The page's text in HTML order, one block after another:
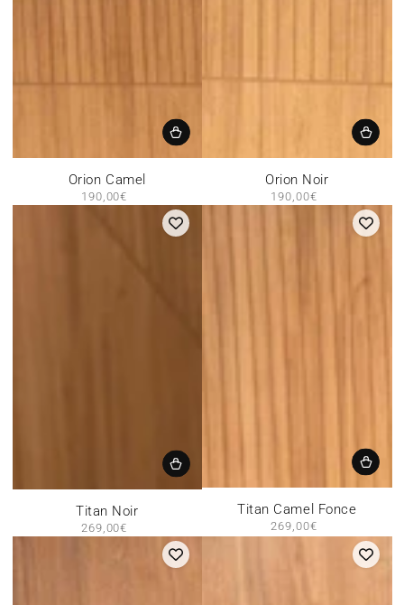
Orion Camel
Prix
190,00€
Orion Noir
Prix
190,00€
Titan Noir
Prix
269,00€
Titan Camel Fonce
Prix
269,00€